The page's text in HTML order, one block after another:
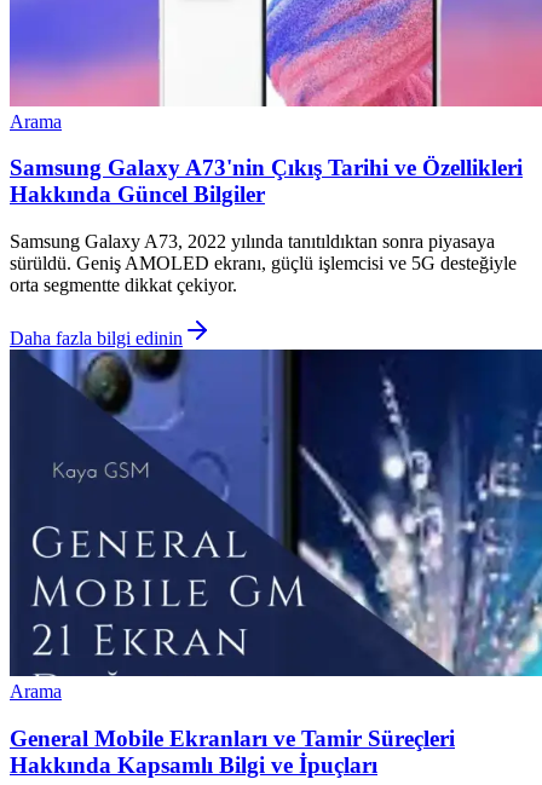
Arama
Samsung Galaxy A73'nin Çıkış Tarihi ve Özellikleri
Hakkında Güncel Bilgiler
Samsung Galaxy A73, 2022 yılında tanıtıldıktan sonra piyasaya
sürüldü. Geniş AMOLED ekranı, güçlü işlemcisi ve 5G desteğiyle
orta segmentte dikkat çekiyor.
Daha fazla bilgi edinin
Arama
General Mobile Ekranları ve Tamir Süreçleri
Hakkında Kapsamlı Bilgi ve İpuçları